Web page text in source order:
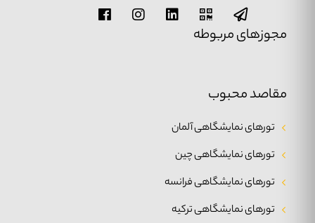
مقاصد محبوب
تورهای نمایشگاهی آلمان
تورهای نمایشگاهی چین
تورهای نمایشگاهی فرانسه
تورهای نمایشگاهی ترکیه
مجوزهای مربوطه